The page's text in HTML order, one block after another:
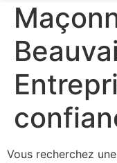
Vous recherchez